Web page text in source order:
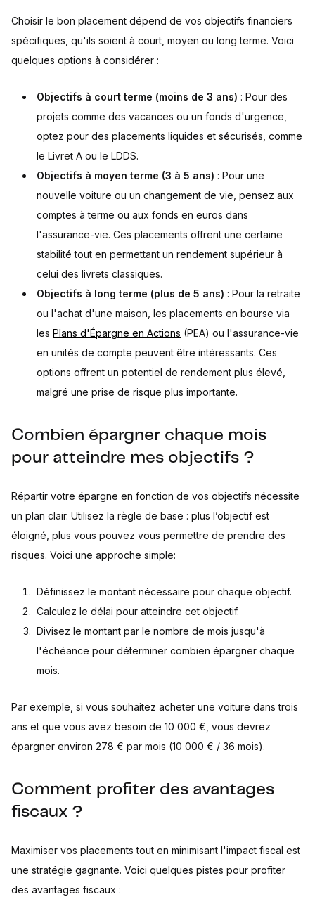
Choisir le bon placement dépend de vos objectifs financiers
spécifiques, qu'ils soient à court, moyen ou long terme. Voici
quelques options à considérer :
Objectifs à court terme (moins de 3 ans) : Pour des
projets comme des vacances ou un fonds d'urgence,
optez pour des placements liquides et sécurisés, comme
le Livret A ou le LDDS.
Objectifs à moyen terme (3 à 5 ans) : Pour une
nouvelle voiture ou un changement de vie, pensez aux
comptes à terme ou aux fonds en euros dans
l'assurance-vie. Ces placements offrent une certaine
stabilité tout en permettant un rendement supérieur à
celui des livrets classiques.
Objectifs à long terme (plus de 5 ans) : Pour la retraite
ou l'achat d'une maison, les placements en bourse via
les Plans d'Épargne en Actions (PEA) ou l'assurance-vie
en unités de compte peuvent être intéressants. Ces
options offrent un potentiel de rendement plus élevé,
malgré une prise de risque plus importante.
Combien épargner chaque mois
pour atteindre mes objectifs ?
Répartir votre épargne en fonction de vos objectifs nécessite
un plan clair. Utilisez la règle de base : plus l’objectif est
éloigné, plus vous pouvez vous permettre de prendre des
risques. Voici une approche simple:
Définissez le montant nécessaire pour chaque objectif.
Calculez le délai pour atteindre cet objectif.
Divisez le montant par le nombre de mois jusqu'à
l'échéance pour déterminer combien épargner chaque
mois.
Par exemple, si vous souhaitez acheter une voiture dans trois
ans et que vous avez besoin de 10 000 €, vous devrez
épargner environ 278 € par mois (10 000 € / 36 mois).
Comment profiter des avantages
fiscaux ?
Maximiser vos placements tout en minimisant l'impact fiscal est
une stratégie gagnante. Voici quelques pistes pour profiter
des avantages fiscaux :